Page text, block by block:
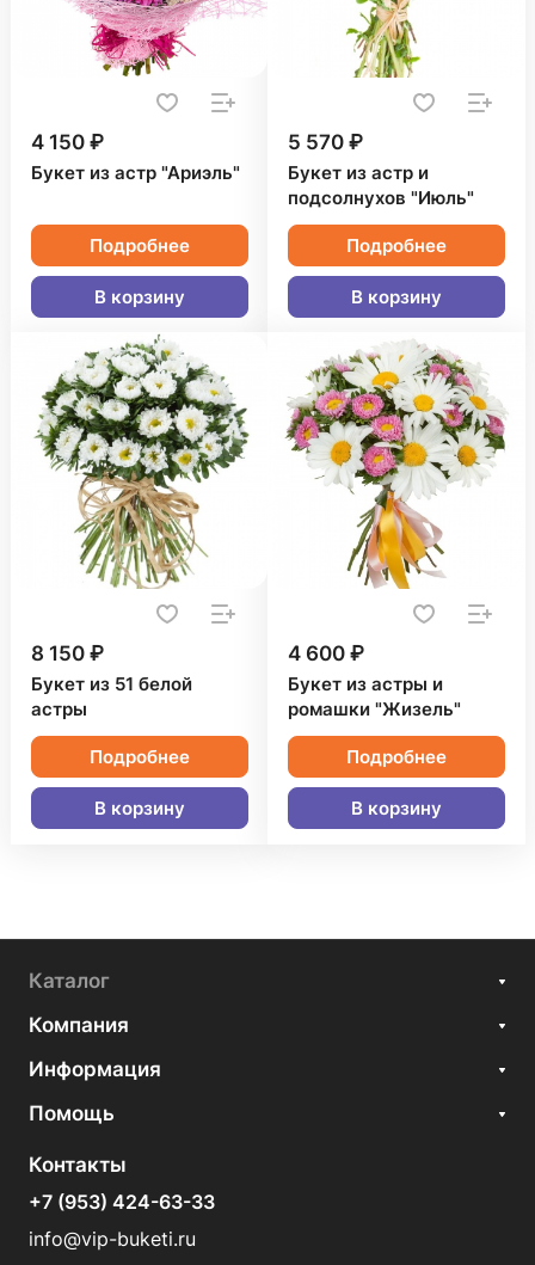
4 150 ₽
Букет из астр "Ариэль"
Подробнее
В корзину
5 570 ₽
Букет из астр и
подсолнухов "Июль"
Подробнее
В корзину
8 150 ₽
Букет из 51 белой
астры
Подробнее
В корзину
4 600 ₽
Букет из астры и
ромашки "Жизель"
Подробнее
В корзину
Каталог
Компания
Информация
Помощь
Контакты
+7 (953) 424-63-33
info@vip-buketi.ru